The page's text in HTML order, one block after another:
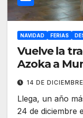
NAVIDAD FERIAS
Vuelve la
Azoka a
14 DE
Llega, un año
24 de diciembre